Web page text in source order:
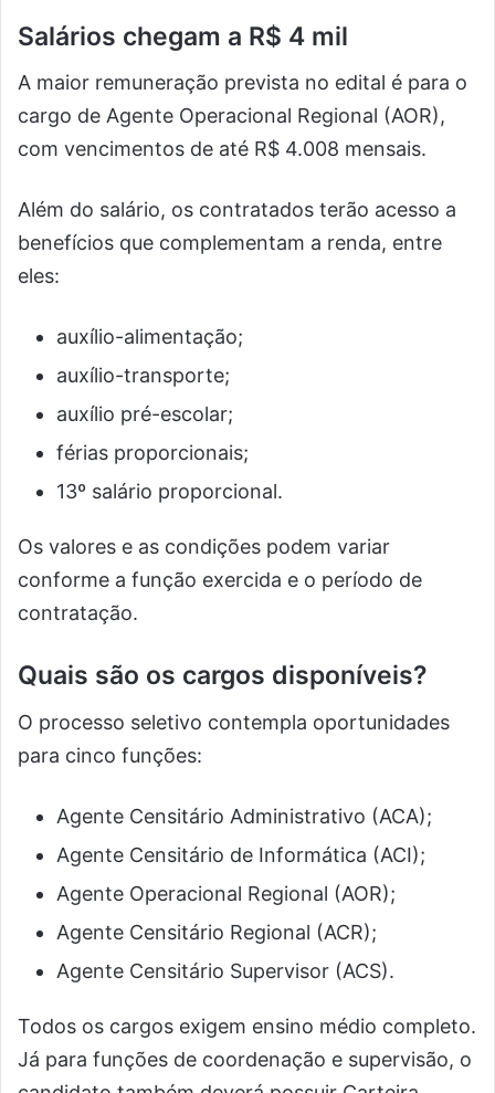
Salários chegam a R$ 4 mil
A maior remuneração prevista no edital é para o
cargo de Agente Operacional Regional (AOR),
com vencimentos de até R$ 4.008 mensais.
Além do salário, os contratados terão acesso a
benefícios que complementam a renda, entre
eles:
auxílio-alimentação;
auxílio-transporte;
auxílio pré-escolar;
férias proporcionais;
13º salário proporcional.
Os valores e as condições podem variar
conforme a função exercida e o período de
contratação.
Quais são os cargos disponíveis?
O processo seletivo contempla oportunidades
para cinco funções:
Agente Censitário Administrativo (ACA);
Agente Censitário de Informática (ACI);
Agente Operacional Regional (AOR);
Agente Censitário Regional (ACR);
Agente Censitário Supervisor (ACS).
Todos os cargos exigem ensino médio completo.
Já para funções de coordenação e supervisão, o